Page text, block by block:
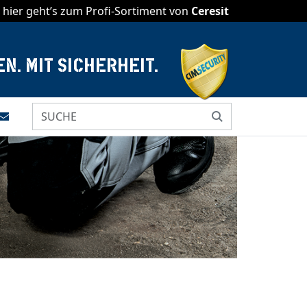
hier geht’s zum Profi-Sortiment von Ceresit
MIT SICHERHEIT.
drucken
Kontakt